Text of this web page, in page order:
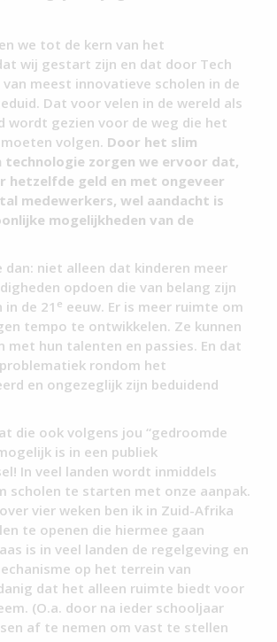
we tot de kern van het
wij gestart zijn en dat door Tech
van meest innovatieve scholen in de
Dat voor velen in de wereld als
wordt gezien voor de weg die het
volgen. Door het slim
technologie zorgen we ervoor dat,
hetzelfde geld en met ongeveer
medewerkers, wel aandacht is
mogelijkheden van de
dan: niet alleen dat kinderen meer
opdoen die van belang zijn
de 21 e eeuw. Er is meer ruimte om
tempo te ontwikkelen. Ze kunnen
met hun talenten en passies. En dat
rondom het
en ongezeglijk zijn beduidend
die ook volgens jou “gedroomde
is in een publiek
In veel landen wordt inmiddels
scholen te starten met onze aanpak.
vier weken ben ik in Zuid-Afrika
te openen die hiermee gaan
is in veel landen de regelgeving en
op het terrein van
dat het alleen ruimte biedt voor
(O.a. door na ieder schooljaar
af te nemen om vast te stellen